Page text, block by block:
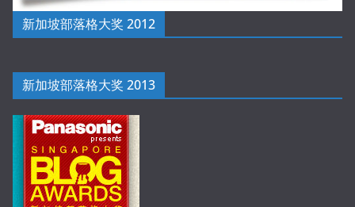
新加坡部落格大奖 2012
新加坡部落格大奖 2013